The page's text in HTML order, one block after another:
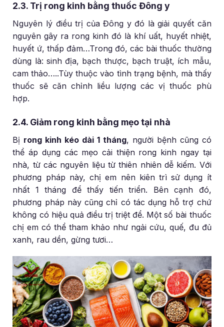
2.3. Trị rong kinh bằng thuốc Đông y
Nguyên lý điều trị của Đông y đó là giải quyết căn
nguyên gây ra rong kinh đó là khí uất, huyết nhiệt,
huyết ứ, thấp đảm…Trong đó, các bài thuốc thường
dùng là: sinh địa, bạch thược, bạch truật, ích mẫu,
cam thảo…..Tùy thuộc vào tình trạng bệnh, mà thấy
thuốc sẽ căn chỉnh liều lượng các vị thuốc phù
hợp.
2.4. Giảm rong kinh bằng mẹo tại nhà
Bị rong kinh kéo dài 1 tháng, người bệnh cũng có
thể áp dụng các mẹo cải thiện rong kinh ngay tại
nhà, từ các nguyên liệu từ thiên nhiên dễ kiếm. Với
phương pháp này, chị em nên kiên trì sử dụng ít
nhất 1 tháng để thấy tiến triển. Bên cạnh đó,
phương pháp này cũng chỉ có tác dụng hỗ trợ chứ
không có hiệu quả điều trị triệt để. Một số bài thuốc
chị em có thể tham khảo như ngải cứu, quế, đu đủ
xanh, rau dền, gừng tươi…